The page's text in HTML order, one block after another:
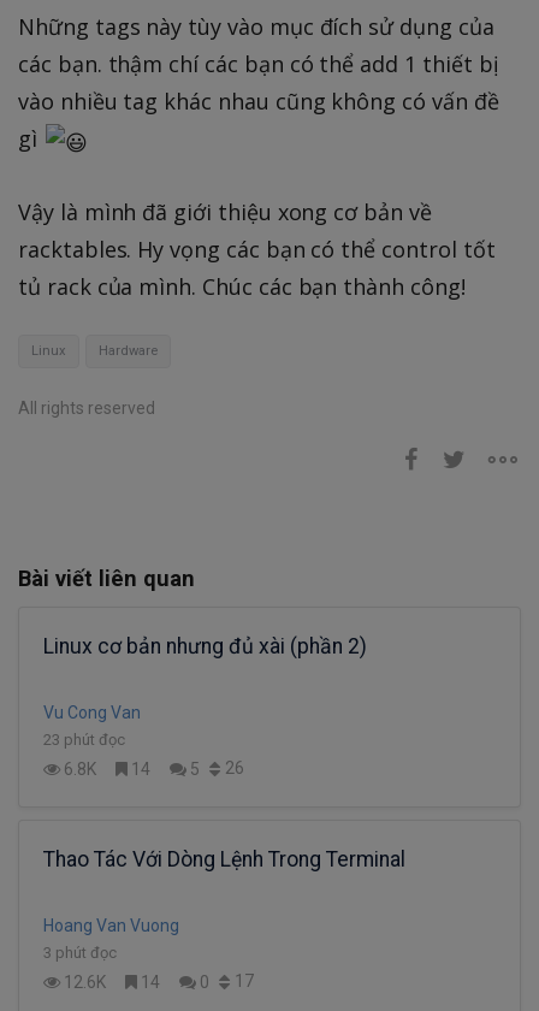
Những tags này tùy vào mục đích sử dụng của
các bạn. thậm chí các bạn có thể add 1 thiết bị
vào nhiều tag khác nhau cũng không có vấn đề
gì
Vậy là mình đã giới thiệu xong cơ bản về
racktables. Hy vọng các bạn có thể control tốt
tủ rack của mình. Chúc các bạn thành công!
Linux Hardware
All rights reserved
Bài viết liên quan
Linux cơ bản nhưng đủ xài (phần 2)
Vu Cong Van
23 phút đọc
6.8K 14 5 26
Thao Tác Với Dòng Lệnh Trong Terminal
Hoang Van Vuong
3 phút đọc
12.6K 14 0 17